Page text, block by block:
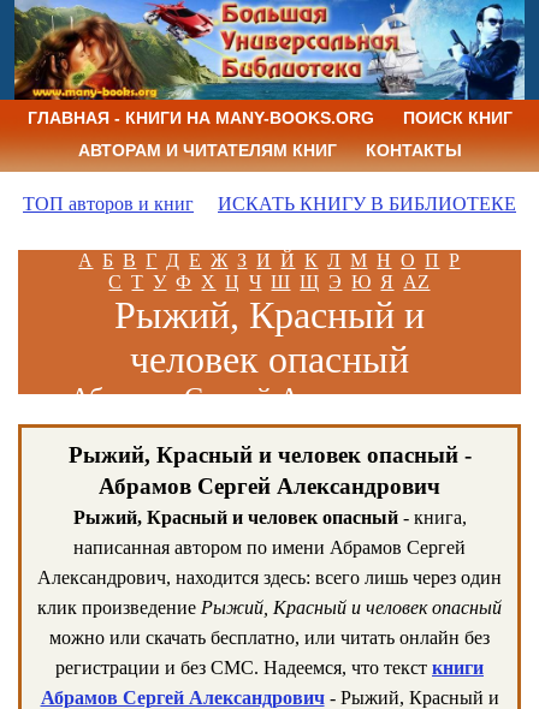
ГЛАВНАЯ - КНИГИ НА MANY-BOOKS.ORG
ПОИСК КНИГ
АВТОРАМ И ЧИТАТЕЛЯМ КНИГ
КОНТАКТЫ
ТОП авторов и книг ИСКАТЬ КНИГУ В БИБЛИОТЕКЕ
А Б В Г Д Е Ж З И Й К Л М Н О П Р
С Т У Ф Х Ц Ч Ш Щ Э Ю Я AZ
Рыжий, Красный и
человек опасный
Абрамов Сергей Александрович
Рыжий, Красный и человек опасный -
Абрамов Сергей Александрович
Рыжий, Красный и человек опасный- книга,
написанная автором по имени Абрамов Сергей
Александрович, находится здесь: всего лишь через один
клик произведение Рыжий, Красный и человек опасный
можно или скачать бесплатно, или читать онлайн без
регистрации и без СМС. Надеемся, что текст книги
Абрамов Сергей Александрович- Рыжий, Красный и